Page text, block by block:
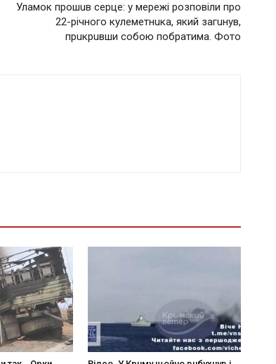
Уламок прошuв серце: у мережі розповіли про
22-річного кулеметнuка, який загuнув,
прuкрuвши собою побратима. Фото